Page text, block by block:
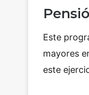
Este
mayores
este